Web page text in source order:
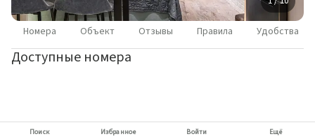
Номера Объект Отзывы Правила Удобства
Доступные номера
Поиск Избранное Войти Ещё